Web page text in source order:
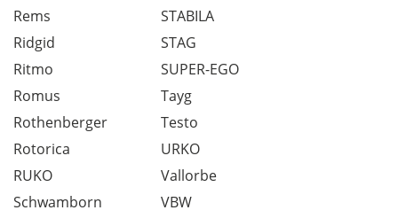
Rems
Ridgid
Ritmo
Romus
Rothenberger
Rotorica
RUKO
Schwamborn
STABILA
STAG
SUPER-EGO
Tayg
Testo
URKO
Vallorbe
VBW